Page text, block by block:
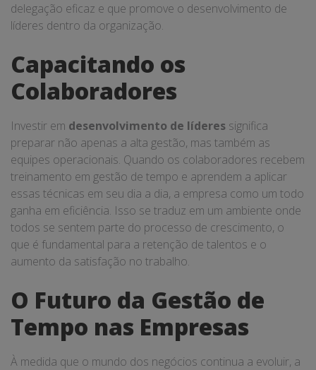
delegação eficaz e que promove o desenvolvimento de
líderes dentro da organização.
Capacitando os
Colaboradores
Investir em desenvolvimento de líderes significa
preparar não apenas a alta gestão, mas também as
equipes operacionais. Quando os colaboradores recebem
treinamento em gestão de tempo e aprendem a aplicar
essas técnicas em seu dia a dia, a empresa como um todo
ganha em eficiência. Isso se traduz em um ambiente onde
todos se sentem parte do processo de crescimento, o
que é fundamental para a retenção de talentos e o
aumento da satisfação no trabalho.
O Futuro da Gestão de
Tempo nas Empresas
À medida que o mundo dos negócios continua a evoluir, a